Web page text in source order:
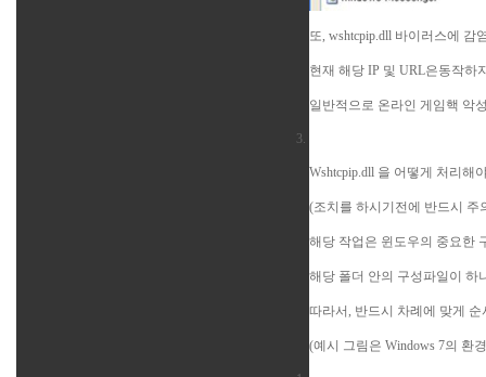
또, wshtcpip.dll 바이러스에
현재 해당 IP 및 URL은동작하
일반적으로 온라인 게임핵 악
Wshtcpip.dll 을 어떻게 처리해
(조치를 하시기전에 반드시 주
해당 작업은 윈도우의 중요한
해당 폴더 안의 구성파일이 하
따라서, 반드시 차례에 맞게
(예시 그림은 Windows 7의 환